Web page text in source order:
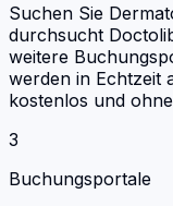
Suchen Sie
durchsucht
weitere
werden in Echtzeit
kostenlos und
3
Buchungsportale